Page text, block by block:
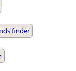
finder